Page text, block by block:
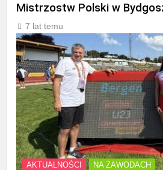
Mistrzostw Polski w
7 lat temu
AKTUALNOŚCI NA ZAWODACH